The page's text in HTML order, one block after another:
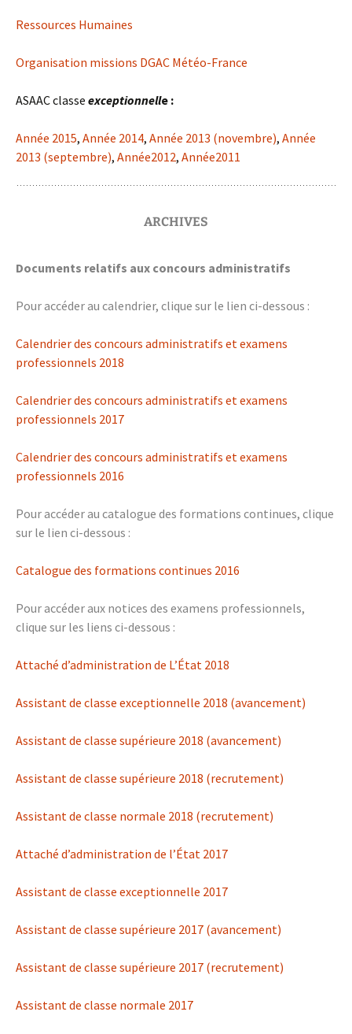
Ressources Humaines
Organisation missions DGAC Météo-France
ASAAC classe exceptionnelle :
Année 2015, Année 2014, Année 2013 (novembre), Année
2013 (septembre), Année2012, Année2011
ARCHIVES
Documents relatifs aux concours administratifs
Pour accéder au calendrier, clique sur le lien ci-dessous :
Calendrier des concours administratifs et examens
professionnels 2018
Calendrier des concours administratifs et examens
professionnels 2017
Calendrier des concours administratifs et examens
professionnels 2016
Pour accéder au catalogue des formations continues, clique
sur le lien ci-dessous :
Catalogue des formations continues 2016
Pour accéder aux notices des examens professionnels,
clique sur les liens ci-dessous :
Attaché d’administration de L’État 2018
Assistant de classe exceptionnelle 2018 (avancement)
Assistant de classe supérieure 2018 (avancement)
Assistant de classe supérieure 2018 (recrutement)
Assistant de classe normale 2018 (recrutement)
Attaché d’administration de l’État 2017
Assistant de classe exceptionnelle 2017
Assistant de classe supérieure 2017 (avancement)
Assistant de classe supérieure 2017 (recrutement)
Assistant de classe normale 2017